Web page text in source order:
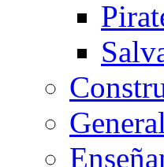
General